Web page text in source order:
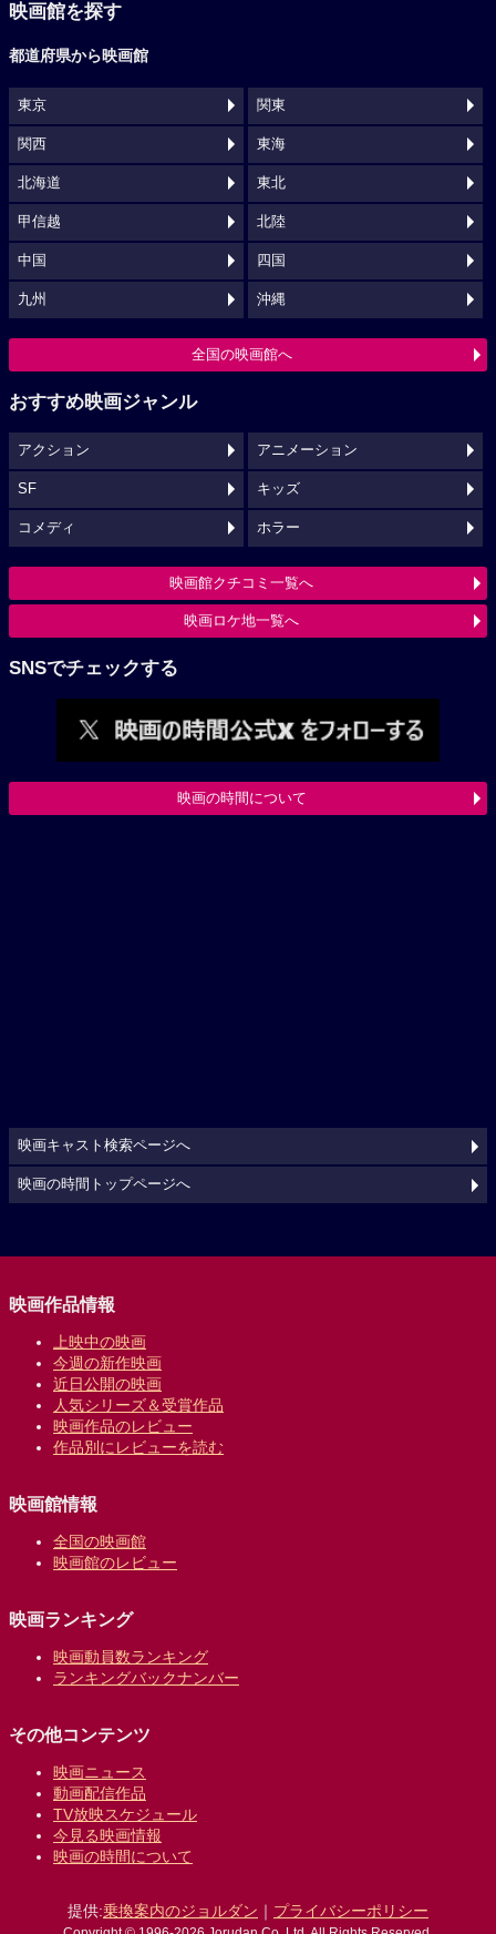
映画館を探す
都道府県から映画館
東京 関東
関西 東海
北海道 東北
甲信越 北陸
中国 四国
九州 沖縄
全国の映画館へ
おすすめ映画ジャンル
アクション アニメーション
SF キッズ
コメディ ホラー
映画館クチコミ一覧へ
映画ロケ地一覧へ
SNSでチェックする
映画の時間について
映画キャスト検索ページへ
映画の時間トップページへ
映画作品情報
上映中の映画
今週の新作映画
近日公開の映画
人気シリーズ＆受賞作品
映画作品のレビュー
作品別にレビューを読む
映画館情報
全国の映画館
映画館のレビュー
映画ランキング
映画動員数ランキング
ランキングバックナンバー
その他コンテンツ
映画ニュース
動画配信作品
TV放映スケジュール
今見る映画情報
映画の時間について
提供:乗換案内のジョルダン ｜ プライバシーポリシー